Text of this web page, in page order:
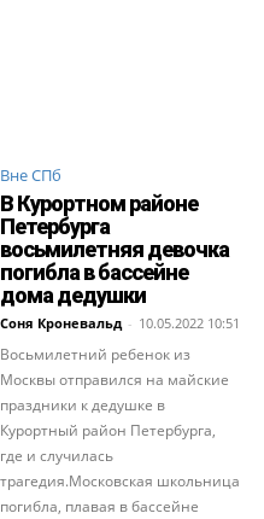
Вне СПб
В Курортном районе
Петербурга
восьмилетняя девочка
погибла в бассейне
дома дедушки
Соня Кроневальд - 10.05.2022 10:51
Восьмилетний ребенок из
Москвы отправился на майские
праздники к дедушке в
Курортный район Петербурга,
где и случилась
трагедия.Московская школьница
погибла, плавая в бассейне